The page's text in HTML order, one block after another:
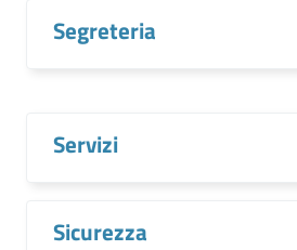
Segreteria
Servizi
Sicurezza